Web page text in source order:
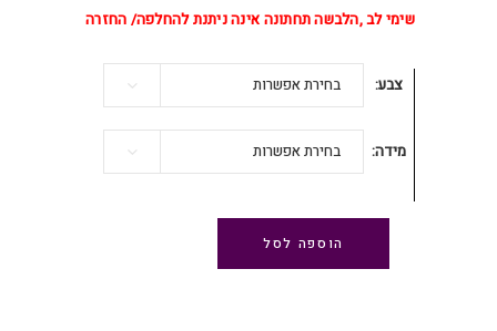
היה:
₪ 149.
הוא:
₪ 109.
שימי לב ,הלבשה תחתונה אינה ניתנת להחלפה/ החזרה
צבע בחירת אפשרות
מידה בחירת אפשרות
הוספה לסל